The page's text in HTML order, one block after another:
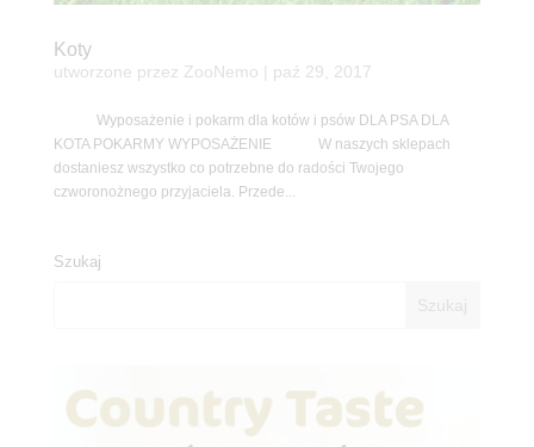
Koty
utworzone przez ZooNemo paź 29, 2017
Wyposażenie i pokarm dla kotów i psów DLA PSA DLA
KOTA POKARMY WYPOSAŻENIE W naszych sklepach
dostaniesz wszystko co potrzebne do radości Twojego
czworonożnego przyjaciela. Przede...
Szukaj